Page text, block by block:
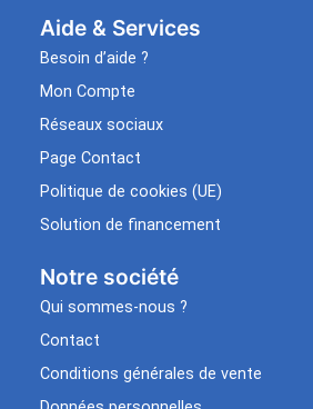
Aide & Services​
Besoin d’aide ?
Mon Compte
Réseaux sociaux
Page Contact
Politique de cookies (UE)
Solution de financement
Notre société
Qui sommes-nous ?
Contact
Conditions générales de vente